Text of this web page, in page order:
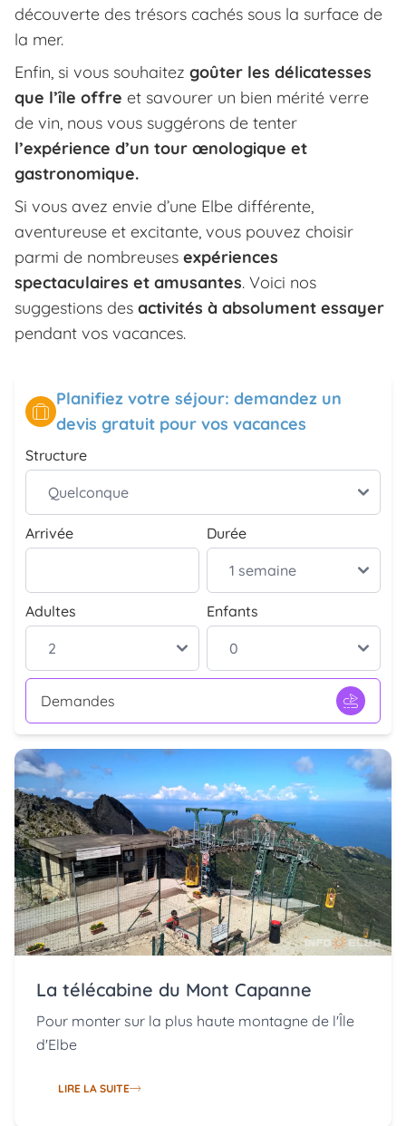
découverte des trésors cachés sous la surface de
la mer.
Enfin, si vous souhaitez goûter les délicatesses
que l’île offre et savourer un bien mérité verre
de vin, nous vous suggérons de tenter
l’expérience d’un tour œnologique et
gastronomique.
Si vous avez envie d’une Elbe différente,
aventureuse et excitante, vous pouvez choisir
parmi de nombreuses expériences
spectaculaires et amusantes. Voici nos
suggestions des activités à absolument essayer
pendant vos vacances.
Planifiez votre séjour: demandez un
devis gratuit pour vos vacances
Structure
Arrivée Durée
Adultes Enfants
Demandes
La télécabine du Mont Capanne
Pour monter sur la plus haute montagne de l'Île
d'Elbe
LIRE LA SUITE